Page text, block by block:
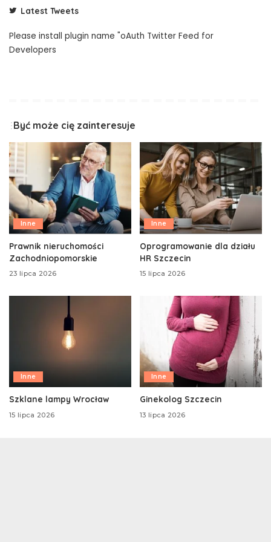
Latest Tweets
Please install plugin name "oAuth Twitter Feed for
Developers
Być może cię zainteresuje
Inne
Prawnik nieruchomości
Zachodniopomorskie
23 lipca 2026
Inne
Oprogramowanie dla działu
HR Szczecin
15 lipca 2026
Inne
Szklane lampy Wrocław
15 lipca 2026
Inne
Ginekolog Szczecin
13 lipca 2026